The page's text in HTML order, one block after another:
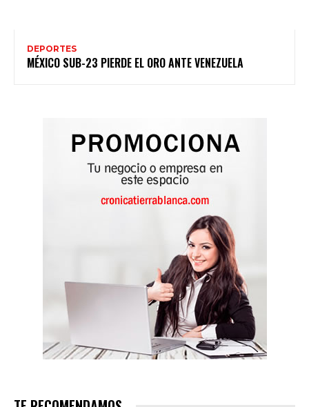
DEPORTES
MÉXICO SUB-23 PIERDE EL ORO ANTE VENEZUELA